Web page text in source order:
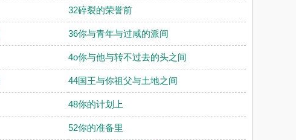
32碎裂的荣誉前
36你与青年与过咸的派间
4o你与他与转不过去的头之间
44国王与你祖父与土地之间
48你的计划上
52你的准备里